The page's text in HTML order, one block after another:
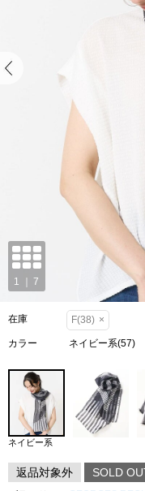
在庫 F(38) ×
カラー ネイビー系(57)
ネイビー系
返品対象外 SOLD